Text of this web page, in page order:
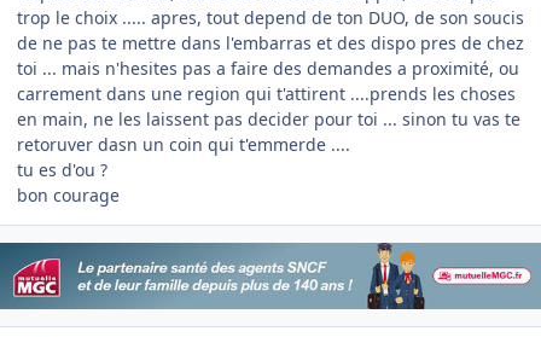
trop le choix ..... apres, tout depend de ton DUO, de son soucis
de ne pas te mettre dans l'embarras et des dispo pres de chez
toi ... mais n'hesites pas a faire des demandes a proximité, ou
carrement dans une region qui t'attirent ....prends les choses
en main, ne les laissent pas decider pour toi ... sinon tu vas te
retoruver dasn un coin qui t'emmerde ....
tu es d'ou ?
bon courage